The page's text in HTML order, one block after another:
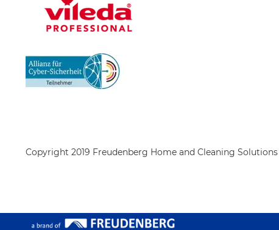
Copyright 2019 Freudenberg Home and Cleaning Solutions